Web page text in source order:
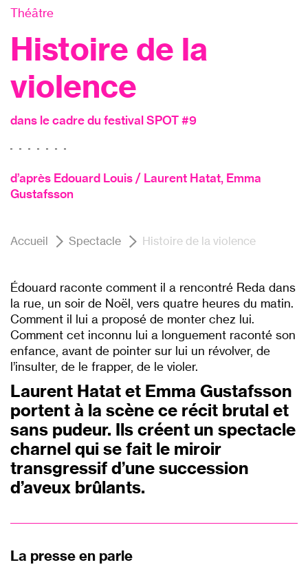
Théâtre
Histoire de la
violence
dans le cadre du festival SPOT #9
d’après Edouard Louis / Laurent Hatat, Emma
Gustafsson
Accueil Spectacle Histoire de la violence
Édouard raconte comment il a rencontré Reda dans
la rue, un soir de Noël, vers quatre heures du matin.
Comment il lui a proposé de monter chez lui.
Comment cet inconnu lui a longuement raconté son
enfance, avant de pointer sur lui un révolver, de
l’insulter, de le frapper, de le violer.
Laurent Hatat et Emma Gustafsson
portent à la scène ce récit brutal et
sans pudeur. Ils créent un spectacle
charnel qui se fait le miroir
transgressif d’une succession
d’aveux brûlants.
La presse en parle